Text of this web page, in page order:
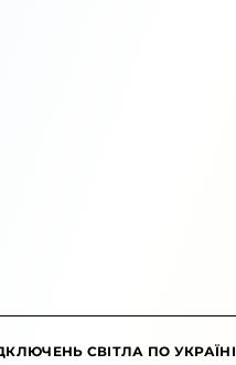
СВІТЛА ПО УКРАЇНІ